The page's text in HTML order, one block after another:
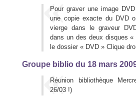
Pour graver une image
une copie exacte du DVD
vierge dans le graveur
dans un des deux disques
le dossier « DVD » Clique
Groupe biblio du 18 mars
Réunion bibliothèque
26/03 !)